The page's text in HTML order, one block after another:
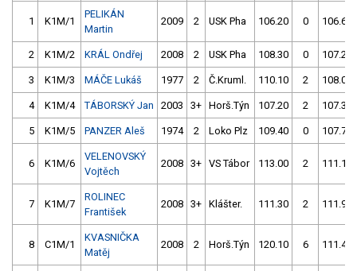
1 K1M/1
PELIKÁN
Martin
2009 2 USK Pha 106.20 0 106.60
2 K1M/2 KRÁL Ondřej 2008 2 USK Pha 108.30 0 107.20
3 K1M/3 MÁČE Lukáš 1977 2 Č.Kruml. 110.10 2 108.00
4 K1M/4 TÁBORSKÝ Jan 2003 3+ Horš.Týn 107.20 2 107.30
5 K1M/5 PANZER Aleš 1974 2 Loko Plz 109.40 0 107.70
6 K1M/6
VELENOVSKÝ
Vojtěch
2008 3+ VS Tábor 113.00 2 111.10
7 K1M/7
ROLINEC
František
2008 3+ Klášter. 111.30 2 111.90
8 C1M/1
KVASNIČKA
Matěj
2008 2 Horš.Týn 120.10 6 111.40